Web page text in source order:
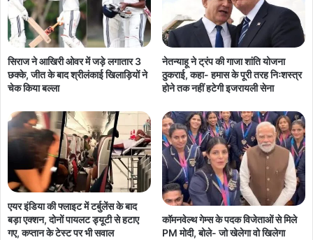
सिराज ने आखिरी ओवर में जड़े लगातार 3
छक्के, जीत के बाद श्रीलंकाई खिलाड़ियों ने
चेक किया बल्ला
नेतन्याहू ने ट्रंप की गाजा शांति योजना
ठुकराई, कहा- हमास के पूरी तरह निःशस्त्र
होने तक नहीं हटेगी इजरायली सेना
एयर इंडिया की फ्लाइट में टर्बुलेंस के बाद
बड़ा एक्शन, दोनों पायलट ड्यूटी से हटाए
गए, कप्तान के टेस्ट पर भी सवाल
कॉमनवेल्थ गेम्स के पदक विजेताओं से मिले
PM मोदी, बोले- जो खेलेगा वो खिलेगा